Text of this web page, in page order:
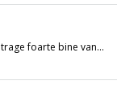
trage foarte bine vand urgent mai multe detali la tell pret